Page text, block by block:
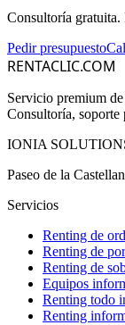
Consultoría gratuita.
Pedir presupuesto
RENTACLIC.COM
Servicio premium
Consultoría, soporte
IONIA
Paseo de la
Servicios
Renting de
Renting de
Renting de
Equipos
Renting todo
Renting